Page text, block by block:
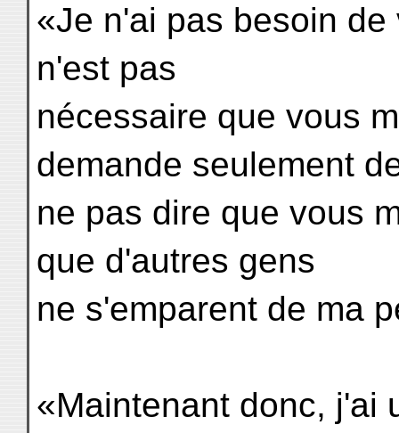
«Je n'ai pas besoin
n'est pas
nécessaire que vous
demande seulement
ne pas dire que vous
que d'autres gens
ne s'emparent de ma
«Maintenant donc, j'ai